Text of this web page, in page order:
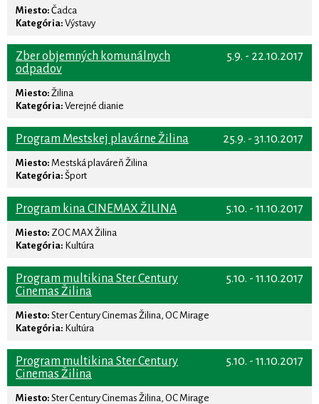
Miesto: Čadca
Kategória: Výstavy
5.9. - 22.10.2017
Zber objemných komunálnych
odpadov
Miesto: Žilina
Kategória: Verejné dianie
25.9. - 31.10.2017
Program Mestskej plavárne Žilina
Miesto: Mestská plaváreň Žilina
Kategória: Šport
5.10. - 11.10.2017
Program kina CINEMAX ŽILINA
Miesto: ZOC MAX Žilina
Kategória: Kultúra
5.10. - 11.10.2017
Program multikina Ster Century
Cinemas Žilina
Miesto: Ster Century Cinemas Žilina, OC Mirage
Kategória: Kultúra
5.10. - 11.10.2017
Program multikina Ster Century
Cinemas Žilina
Miesto: Ster Century Cinemas Žilina, OC Mirage